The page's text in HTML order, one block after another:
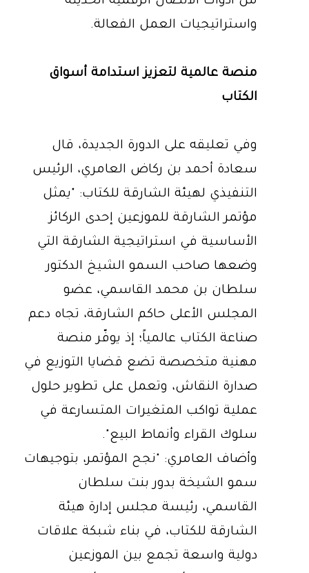
واستراتيجيات العمل الفعالة.
منصة عالمية لتعزيز استدامة أسواق
الكتاب
وفي تعليقه على الدورة الجديدة، قال
سعادة أحمد بن ركاض العامري، الرئيس
التنفيذي لهيئة الشارقة للكتاب: "يمثل
مؤتمر الشارقة للموزعين إحدى الركائز
الأساسية في استراتيجية الشارقة التي
وضعها صاحب السمو الشيخ الدكتور
سلطان بن محمد القاسمي، عضو
المجلس الأعلى حاكم الشارقة، تجاه دعم
صناعة الكتاب عالمياً؛ إذ يوفّر منصة
مهنية متخصصة تضع قضايا التوزيع في
صدارة النقاش، وتعمل على تطوير حلول
عملية تواكب المتغيرات المتسارعة في
سلوك القراء وأنماط البيع".
وأضاف العامري: "نجح المؤتمر، بتوجيهات
سمو الشيخة بدور بنت سلطان
القاسمي، رئيسة مجلس إدارة هيئة
الشارقة للكتاب، في بناء شبكة علاقات
دولية واسعة تجمع بين الموزعين